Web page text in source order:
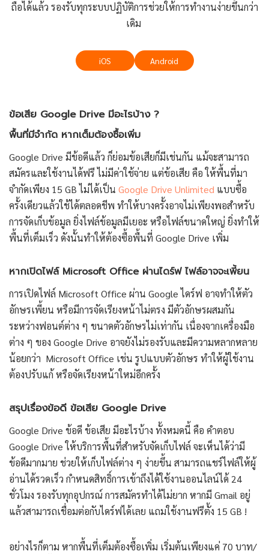
ถือได้แล้ว รองรับทุกระบบปฏิบัติการช่วยให้การทำงานง่ายขึ้นกว่า
เดิม
iOS Android
ข้อเสีย Google Drive มีอะไรบ้าง ?
พื้นที่มีจำกัด หากเต็มต้องซื้อเพิ่ม
Google Drive มีข้อดีแล้ว ก็ย่อมข้อเสียก็มีเช่นกัน แม้จะสามารถ
สมัครและใช้งานได้ฟรี ไม่มีค่าใช้จ่าย แต่ข้อเสีย คือ ให้พื้นที่มา
จำกัดเพียง 15 GB ไม่ได้เป็น Google Drive Unlimited แบบซื้อ
ครั้งเดียวแล้วใช้ได้ตลอดชีพ ทำให้บางครั้งอาจไม่เพียงพอสำหรับ
การจัดเก็บข้อมูล ยิ่งไฟล์ข้อมูลมีเยอะ หรือไฟล์ขนาดใหญ่ ยิ่งทำให้
พื้นที่เต็มเร็ว ดังนั้นทำให้ต้องซื้อพื้นที่ Google Drive เพิ่ม
หากเปิดไฟล์ Microsoft Office ผ่านไดร์ฟ ไฟล์อาจจะเพี้ยน
การเปิดไฟล์ Microsoft Office ผ่าน Google ไดร์ฟ อาจทำให้ตัว
อักษรเพี้ยน หรือมีการจัดเรียงหน้าไม่ตรง มีตัวอักษรผสมกัน
ระหว่างฟอนต์ต่าง ๆ ขนาดตัวอักษรไม่เท่ากัน เนื่องจากเครื่องมือ
ต่าง ๆ ของ Google Drive อาจยังไม่รองรับและมีความหลากหลาย
น้อยกว่า Microsoft Office เช่น รูปแบบตัวอักษร ทำให้ผู้ใช้งาน
ต้องปรับแก้ หรือจัดเรียงหน้าใหม่อีกครั้ง
สรุปเรื่องข้อดี ข้อเสีย Google Drive
Google Drive ข้อดี ข้อเสีย มีอะไรบ้าง ทั้งหมดนี้ คือ คำตอบ
Google Drive ให้บริการพื้นที่สำหรับจัดเก็บไฟล์ จะเห็นได้ว่ามี
ข้อดีมากมาย ช่วยให้เก็บไฟล์ต่าง ๆ ง่ายขึ้น สามารถแชร์ไฟล์ให้ผู้
อ่านได้รวดเร็ว กำหนดสิทธิ์การเข้าถึงได้ใช้งานออนไลน์ได้ 24
ชั่วโมง รองรับทุกอุปกรณ์ การสมัครทำได้ไม่ยาก หากมี Gmail อยู่
แล้วสามารถเชื่อมต่อกับไดร์ฟได้เลย แถมใช้งานฟรีตั้ง 15 GB !
อย่างไรก็ตาม หากพื้นที่เต็มต้องซื้อเพิ่ม เริ่มต้นเพียงแค่ 70 บาท/